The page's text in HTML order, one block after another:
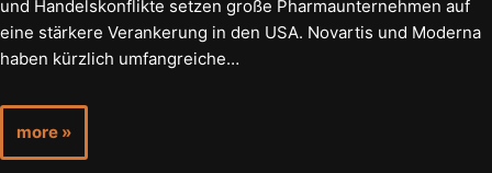
und Handelskonflikte setzen große Pharmaunternehmen auf
eine stärkere Verankerung in den USA. Novartis und Moderna
haben kürzlich umfangreiche…
more »